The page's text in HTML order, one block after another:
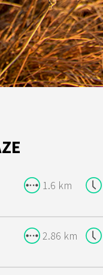
1.6 km
2.86 km